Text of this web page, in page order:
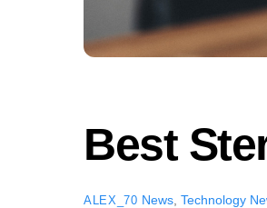
Best
ALEX_70 News, Technology